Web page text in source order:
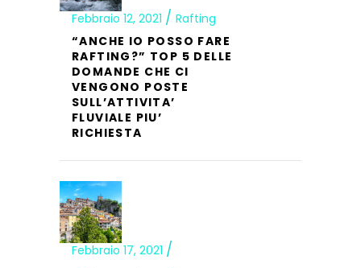
Febbraio 12, 2021
Rafting
“ANCHE IO POSSO FARE
RAFTING?” TOP 5 DELLE
DOMANDE CHE CI
VENGONO POSTE
SULL’ATTIVITA’
FLUVIALE PIU’
RICHIESTA
Febbraio 17, 2021